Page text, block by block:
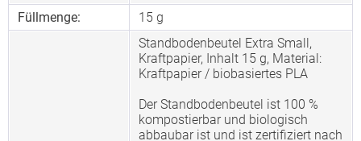
Füllmenge:
15 g
Standbodenbeutel Extra Small,
Kraftpapier, Inhalt 15 g, Material:
Kraftpapier / biobasiertes PLA
Der Standbodenbeutel ist 100 %
kompostierbar und biologisch
abbaubar ist und ist zertifiziert nach